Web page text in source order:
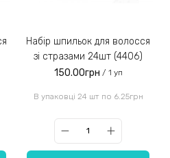
Набір шпильок для волосся
зі стразами 24шт (4406)
150.00грн / 1 уп
В упаковці 24 шт по 6.25грн